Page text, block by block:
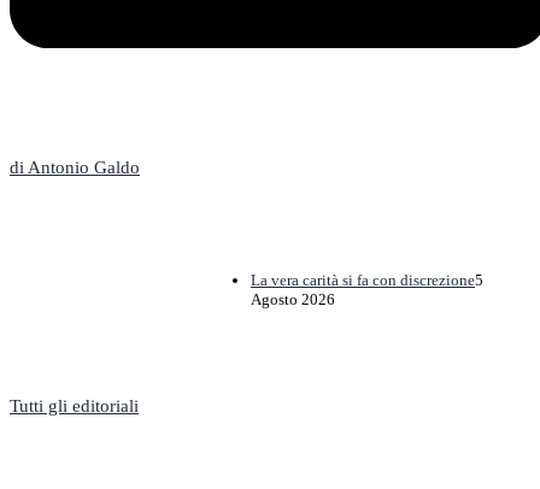
di Antonio Galdo
La vera carità si fa con discrezione5
Agosto 2026
Tutti gli editoriali